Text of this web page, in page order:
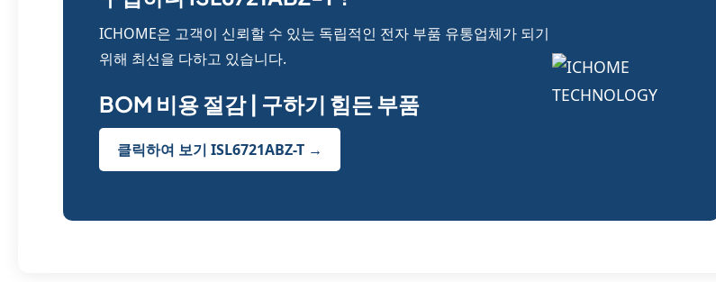
ICHOME은 고객이 신뢰할 수 있는 독립적인 전자 부품 유통업체가 되기
위해 최선을 다하고 있습니다.
BOM 비용 절감 | 구하기 힘든 부품
클릭하여 보기 ISL6721ABZ-T →